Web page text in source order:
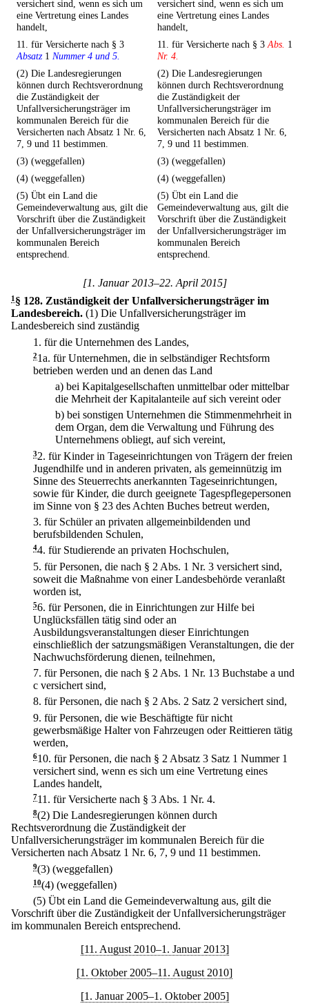
versichert sind, wenn es sich um
eine Vertretung eines Landes
handelt,
versichert sind, wenn es sich um
eine Vertretung eines Landes
handelt,
11. für Versicherte nach § 3
Absatz1 Nummer 4 und 5.
11. für Versicherte nach § 3Abs. 1
Nr. 4.
(2) Die Landesregierungen
können durch Rechtsverordnung
die Zuständigkeit der
Unfallversicherungsträger im
kommunalen Bereich für die
Versicherten nach Absatz 1 Nr. 6,
7, 9 und 11 bestimmen.
(2) Die Landesregierungen
können durch Rechtsverordnung
die Zuständigkeit der
Unfallversicherungsträger im
kommunalen Bereich für die
Versicherten nach Absatz 1 Nr. 6,
7, 9 und 11 bestimmen.
(3) (weggefallen)
(3) (weggefallen)
(4) (weggefallen)
(4) (weggefallen)
(5) Übt ein Land die
Gemeindeverwaltung aus, gilt die
Vorschrift über die Zuständigkeit
der Unfallversicherungsträger im
kommunalen Bereich
entsprechend.
(5) Übt ein Land die
Gemeindeverwaltung aus, gilt die
Vorschrift über die Zuständigkeit
der Unfallversicherungsträger im
kommunalen Bereich
entsprechend.
[1. Januar 2013–22. April 2015]
1§ 128. Zuständigkeit der Unfallversicherungsträger im
Landesbereich. (1) Die Unfallversicherungsträger im
Landesbereich sind zuständig
1. für die Unternehmen des Landes,
21a. für Unternehmen, die in selbständiger Rechtsform
betrieben werden und an denen das Land
a) bei Kapitalgesellschaften unmittelbar oder mittelbar
die Mehrheit der Kapitalanteile auf sich vereint oder
b) bei sonstigen Unternehmen die Stimmenmehrheit in
dem Organ, dem die Verwaltung und Führung des
Unternehmens obliegt, auf sich vereint,
32. für Kinder in Tageseinrichtungen von Trägern der freien
Jugendhilfe und in anderen privaten, als gemeinnützig im
Sinne des Steuerrechts anerkannten Tageseinrichtungen,
sowie für Kinder, die durch geeignete Tagespflegepersonen
im Sinne von § 23 des Achten Buches betreut werden,
3. für Schüler an privaten allgemeinbildenden und
berufsbildenden Schulen,
44. für Studierende an privaten Hochschulen,
5. für Personen, die nach § 2 Abs. 1 Nr. 3 versichert sind,
soweit die Maßnahme von einer Landesbehörde veranlaßt
worden ist,
56. für Personen, die in Einrichtungen zur Hilfe bei
Unglücksfällen tätig sind oder an
Ausbildungsveranstaltungen dieser Einrichtungen
einschließlich der satzungsmäßigen Veranstaltungen, die der
Nachwuchsförderung dienen, teilnehmen,
7. für Personen, die nach § 2 Abs. 1 Nr. 13 Buchstabe a und
c versichert sind,
8. für Personen, die nach § 2 Abs. 2 Satz 2 versichert sind,
9. für Personen, die wie Beschäftigte für nicht
gewerbsmäßige Halter von Fahrzeugen oder Reittieren tätig
werden,
610. für Personen, die nach § 2 Absatz 3 Satz 1 Nummer 1
versichert sind, wenn es sich um eine Vertretung eines
Landes handelt,
711. für Versicherte nach § 3 Abs. 1 Nr. 4.
8(2) Die Landesregierungen können durch
Rechtsverordnung die Zuständigkeit der
Unfallversicherungsträger im kommunalen Bereich für die
Versicherten nach Absatz 1 Nr. 6, 7, 9 und 11 bestimmen.
9(3) (weggefallen)
10(4) (weggefallen)
(5) Übt ein Land die Gemeindeverwaltung aus, gilt die
Vorschrift über die Zuständigkeit der Unfallversicherungsträger
im kommunalen Bereich entsprechend.
[11. August 2010–1. Januar 2013]
[1. Oktober 2005–11. August 2010]
[1. Januar 2005–1. Oktober 2005]